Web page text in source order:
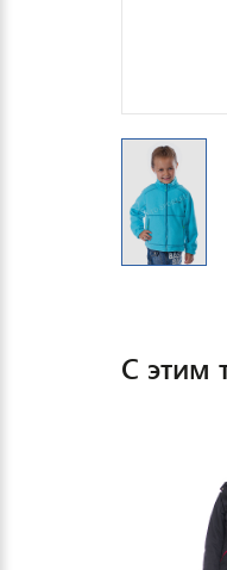
С этим